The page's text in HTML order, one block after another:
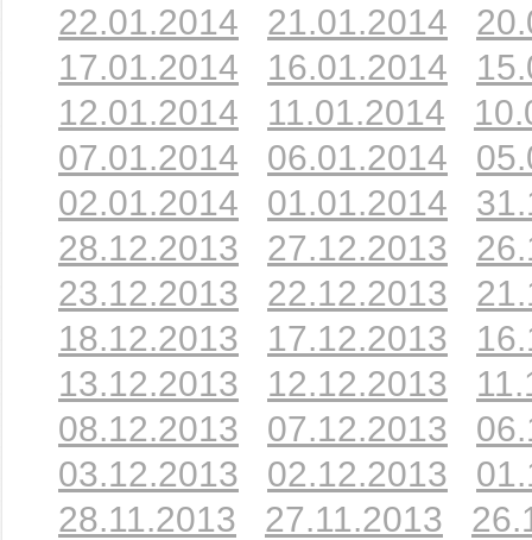
22.01.2014
21.01.2014
17.01.2014
16.01.2014
12.01.2014
11.01.2014
07.01.2014
06.01.2014
02.01.2014
01.01.2014
28.12.2013
27.12.2013
23.12.2013
22.12.2013
18.12.2013
17.12.2013
13.12.2013
12.12.2013
08.12.2013
07.12.2013
03.12.2013
02.12.2013
28.11.2013
27.11.2013